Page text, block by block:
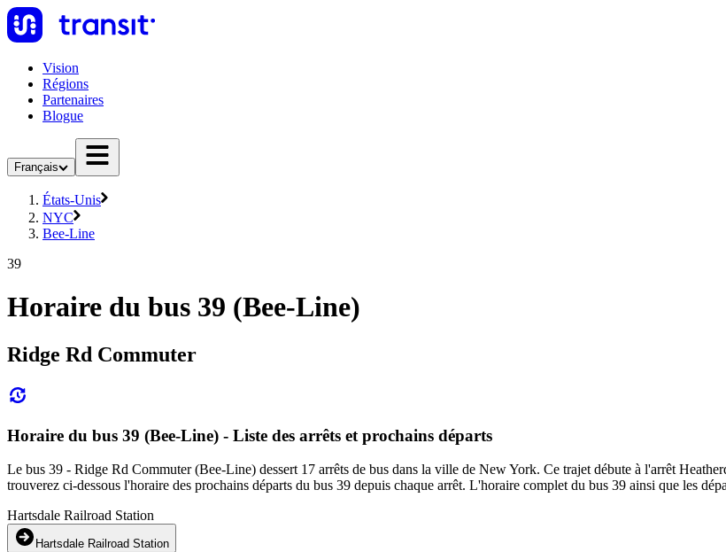
Vision
Régions
Partenaires
Blogue
Français
États-Unis
NYC
Bee-Line
39
Horaire du bus 39 (Bee-Line)
Ridge Rd Commuter
Horaire du bus 39 (Bee-Line) - Liste des arrêts et prochains départs
Le bus 39 - Ridge Rd Commuter (Bee-Line) dessert 17 arrêts de bus dans la ville de New York. Ce trajet débute à l'arrêt
trouverez ci-dessous l'horaire des prochains départs du bus 39 depuis chaque arrêt. L'horaire complet du bus 39 ainsi que les
Hartsdale Railroad Station
Hartsdale Railroad Station